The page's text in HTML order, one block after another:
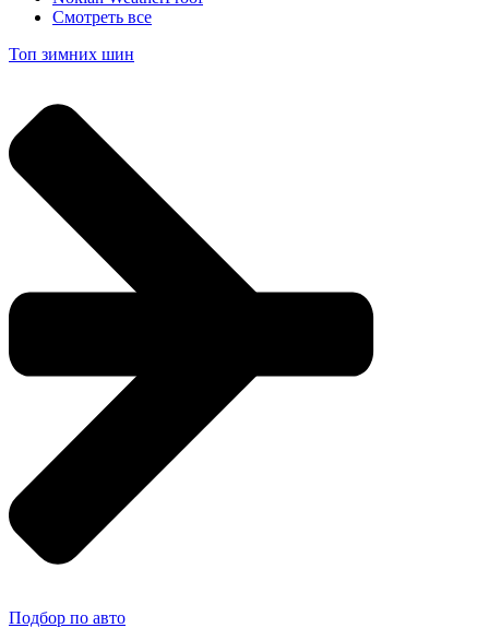
Смотреть все
Топ зимних шин
Подбор по авто